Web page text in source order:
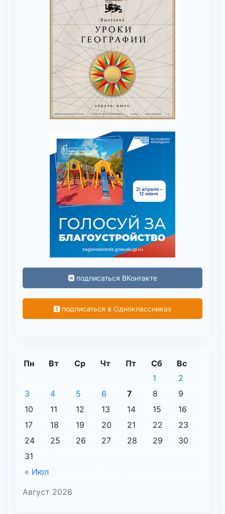
подписаться ВКонтакте
подписаться в Одноклассниках
Август 2026
Пн Вт Ср Чт Пт Сб Вс
« Июл
1
2
3
4 5 6 7 8
9
10
11 12 13 14 15
16
17
18 19 20 21 22
23
24
25 26 27 28 29
30
31